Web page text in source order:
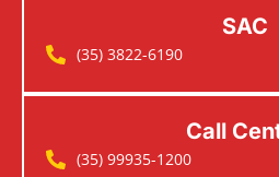
SAC
(35) 3822-6190
Call
(35) 99935-1200